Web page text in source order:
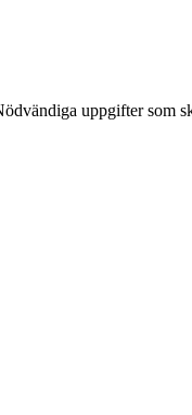
uppgifter som